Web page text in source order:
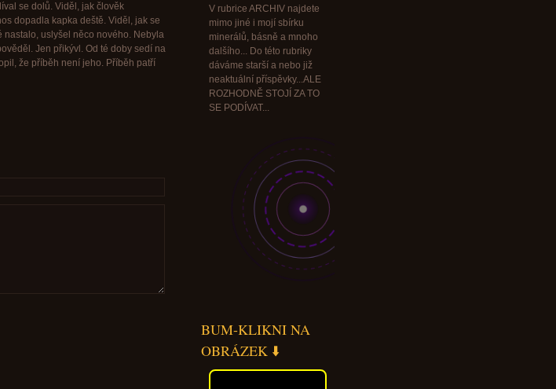
se dolů. Viděl, jak člověk
dopadla kapka deště. Viděl, jak se
nastalo, uslyšel něco nového. Nebyla
Jen přikývl. Od té doby sedí na
že příběh není jeho. Příběh patří
V rubrice ARCHIV najdete
mimo jiné i mojí sbírku
minerálů, básně a mnoho
dalšího... Do této rubriky
dáváme starší a nebo již
neaktuální příspěvky...ALE
ROZHODNĚ STOJÍ ZA TO
SE PODÍVAT...
BUM-KLIKNI NA
OBRÁZEK ⬇️